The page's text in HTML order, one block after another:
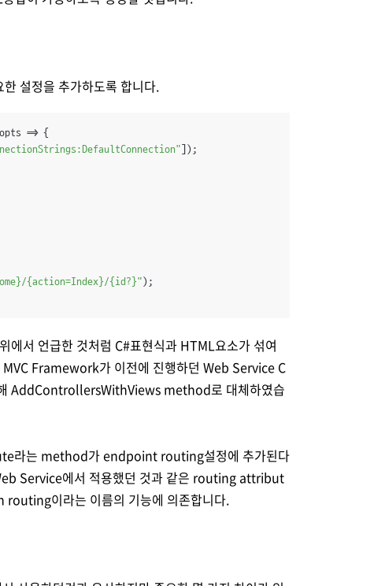
설정을 추가하도록 합니다.
=> {
]);
{action=Index}/{id?}");
에서 언급한 것처럼 C#표현식과 HTML요소가 섞여
Framework가 이전에 진행하던 Web Service C
AddControllersWithViews method로 대체하였습
라는 method가 endpoint routing설정에 추가된다
Service에서 적용했던 것과 같은 routing attribut
이라는 이름의 기능에 의존합니다.